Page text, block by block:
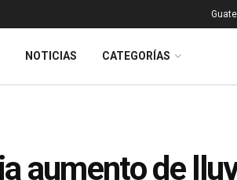
NOTICIAS CATEGORÍAS
aumento de